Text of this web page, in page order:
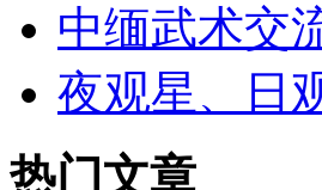
中缅武术交
夜观星、日
热门文章